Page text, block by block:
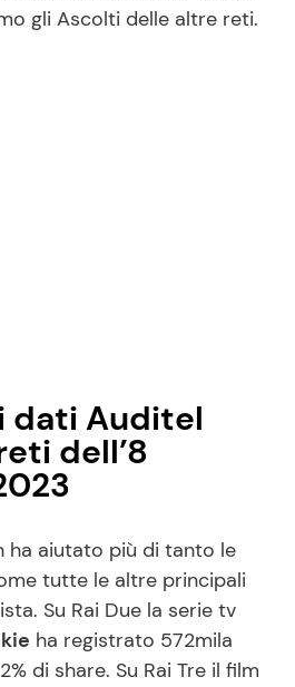
gli Ascolti delle altre reti.
dati Auditel
dell’8
ha aiutato più di tanto le
tutte le altre principali
Su Rai Due la serie tv
ha registrato 572mila
di share. Su Rai Tre il film